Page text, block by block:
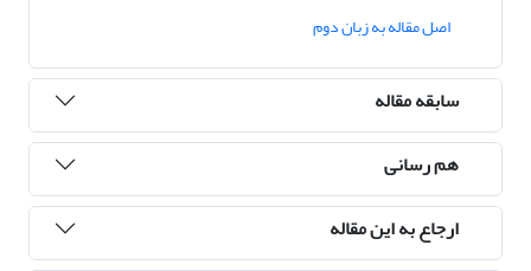
اصل مقاله به زبان دوم
سابقه مقاله
هم رسانی
ارجاع به این مقاله